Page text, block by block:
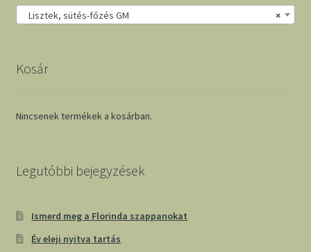
×
Lisztek, sütés-főzés GM
Kosár
Nincsenek termékek a kosárban.
Legutóbbi bejegyzések
Ismerd meg a Florinda szappanokat
Év eleji nyitva tartás